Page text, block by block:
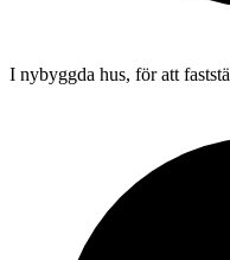
I nybyggda hus, för att